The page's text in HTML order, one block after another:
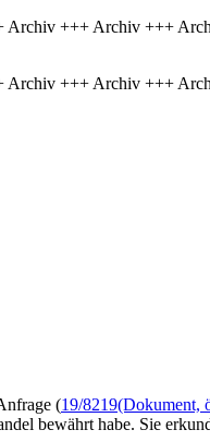
+++ Archiv +++
+++ Archiv +++
(19/8219(Dokument,
bewährt habe. Sie